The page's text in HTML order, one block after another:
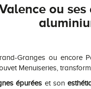
ou ses
Granges ou
Menuiseries,
épurées et son